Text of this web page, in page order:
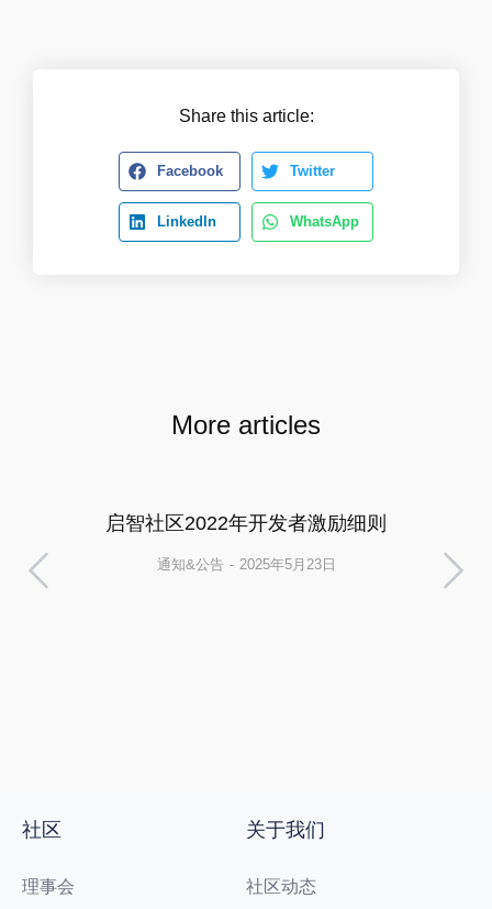
Share this article:
Facebook Twitter
LinkedIn WhatsApp
More articles
启智社区2022年开发者激励细则
通知&公告 2025年5月23日
社区
理事会
关于我们
社区动态